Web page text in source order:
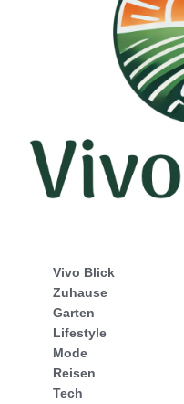
Vivo Blick
Zuhause
Garten
Lifestyle
Mode
Reisen
Tech